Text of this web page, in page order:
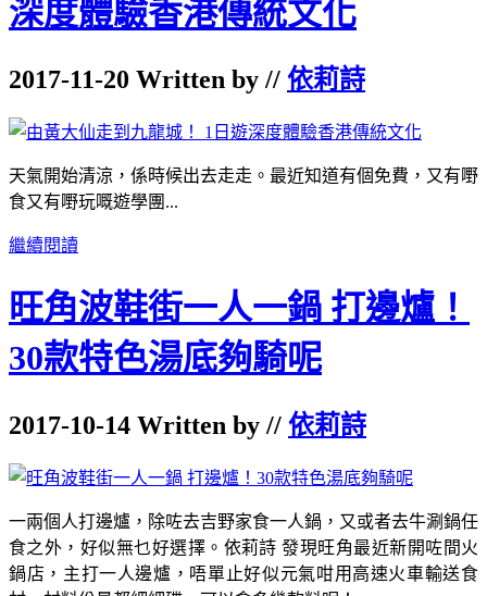
深度體驗香港傳統文化
2017-11-20 Written by // 依莉詩
天氣開始清涼，係時候出去走走。最近知道有個免費，又有嘢
食又有嘢玩嘅遊學團...
繼續閱讀
旺角波鞋街一人一鍋 打邊爐！
30款特色湯底夠騎呢
2017-10-14 Written by // 依莉詩
一兩個人打邊爐，除咗去吉野家食一人鍋，又或者去牛涮鍋任
食之外，好似無乜好選擇。依莉詩 發現旺角最近新開咗間火
鍋店，主打一人邊爐，唔單止好似元氣咁用高速火車輸送食